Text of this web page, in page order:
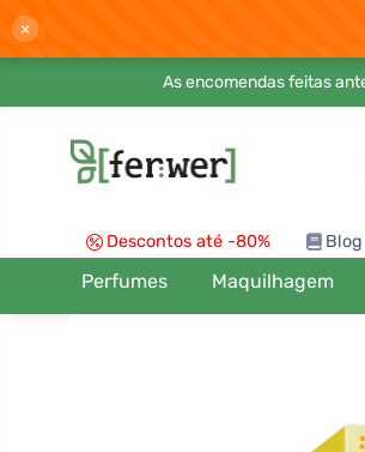
×
As encomendas feitas
Descontos até -80% Blog
Perfumes Maquilhagem